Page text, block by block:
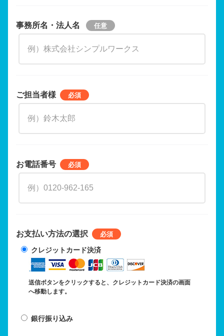
事務所名・法人名
ご担当者様
お電話番号
お支払い方法の選択
クレジットカード決済
送信ボタンをクリックすると、クレジットカード決済の画面
へ移動します。
銀行振り込み